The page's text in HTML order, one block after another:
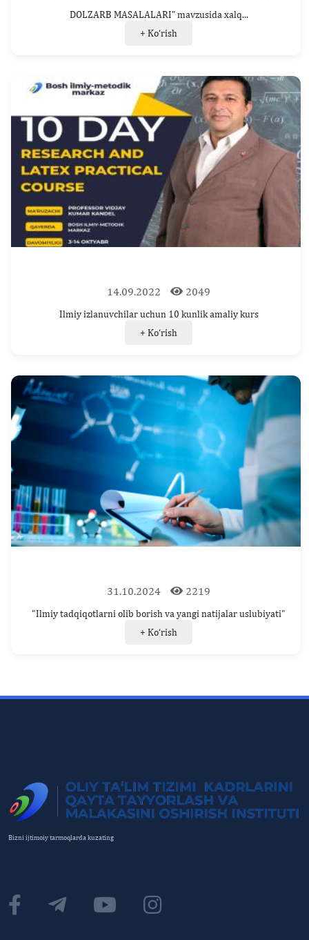
DOLZARB MASALALARI” mavzusida xalq...
+ Ko‘rish
14.09.2022 2049
Ilmiy izlanuvchilar uchun 10 kunlik amaliy kurs
+ Ko‘rish
31.10.2024 2219
"Ilmiy tadqiqotlarni olib borish va yangi natijalar uslubiyati"
+ Ko‘rish
Bizni ijtimoiy tarmoqlarda kuzating